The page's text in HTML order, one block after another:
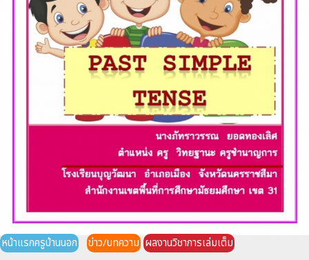
หน้าแรกครูบ้านนอก ข่าว/บทความ ผลงานวิชาการเล่มเต็ม